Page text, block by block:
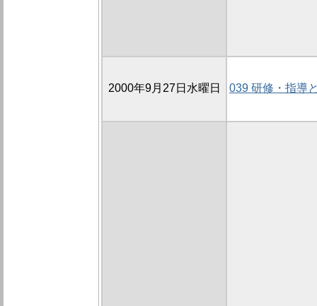
2000年9月27日水曜日 039 研修・指導